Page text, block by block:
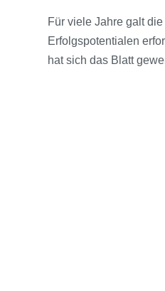
Für viele Jahre galt
Erfolgspotentialen
hat sich das Blatt